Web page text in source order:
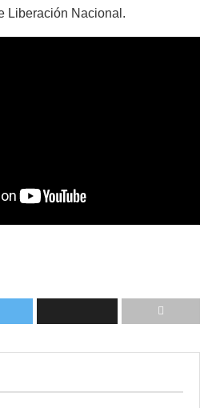
Liberación Nacional.